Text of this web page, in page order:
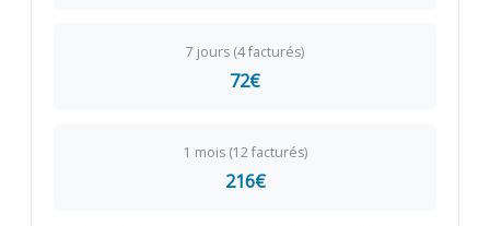
7 jours (4 facturés)
72€
1 mois (12 facturés)
216€